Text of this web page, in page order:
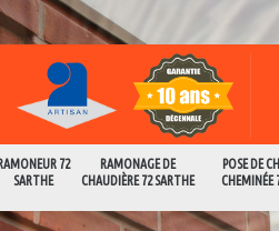
72
SARTHE
RAMONAGE DE
CHAUDIÈRE 72 SARTHE
POSE DE
CHEMINÉE